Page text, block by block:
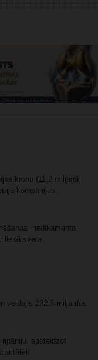
kronu (11,2 miljardi
kompānijas
medikamenta
liekā svara
veidojis 232,3 miljardus
apsteidzot